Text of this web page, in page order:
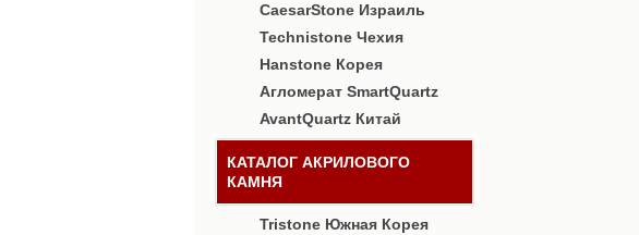
CaesarStone Израиль
Technistone Чехия
Hanstone Корея
Агломерат SmartQuartz
AvantQuartz Китай
КАТАЛОГ АКРИЛОВОГО
КАМНЯ
Tristone Южная Корея